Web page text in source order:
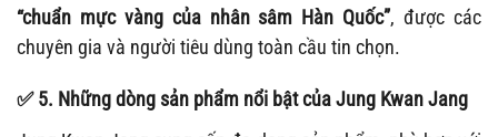
“chuẩn mực vàng của nhân sâm Hàn Quốc”, được các
chuyên gia và người tiêu dùng toàn cầu tin chọn.
✅ 5. Những dòng sản phẩm nổi bật của Jung Kwan Jang